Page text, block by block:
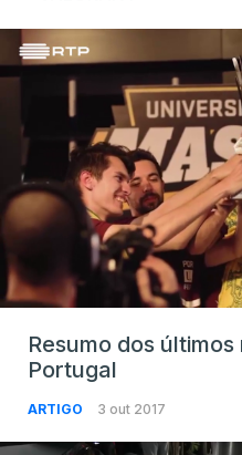
Resumo dos
Portugal
ARTIGO 3 out 2017